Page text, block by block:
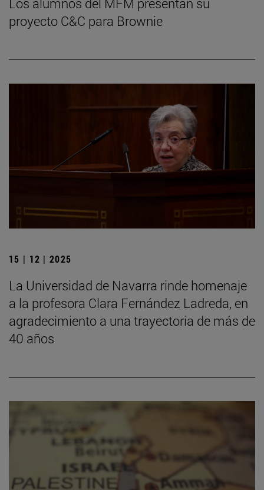
proyecto C&C para Brownie
15 | 12 | 2025
La Universidad de Navarra rinde homenaje
a la profesora Clara Fernández Ladreda, en
agradecimiento a una trayectoria de más de
40 años